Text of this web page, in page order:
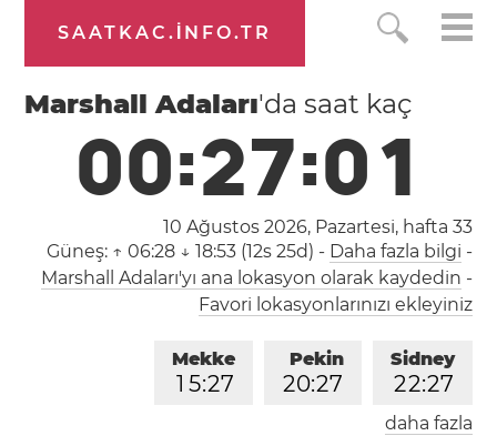
SAATKAC.INFO.TR
Marshall Adaları'da saat kaç
00:27:02
10 Ağustos 2026, Pazartesi, hafta 33
Güneş: ↑ 06:28 ↓ 18:53 (12s 25d) - Daha fazla bilgi -
Marshall Adaları'yı ana lokasyon olarak kaydedin -
Favori lokasyonlarınızı ekleyiniz
Sidney
22:27
Pekin
20:27
Mekke
1 5:27
İstanbul
daha fazla